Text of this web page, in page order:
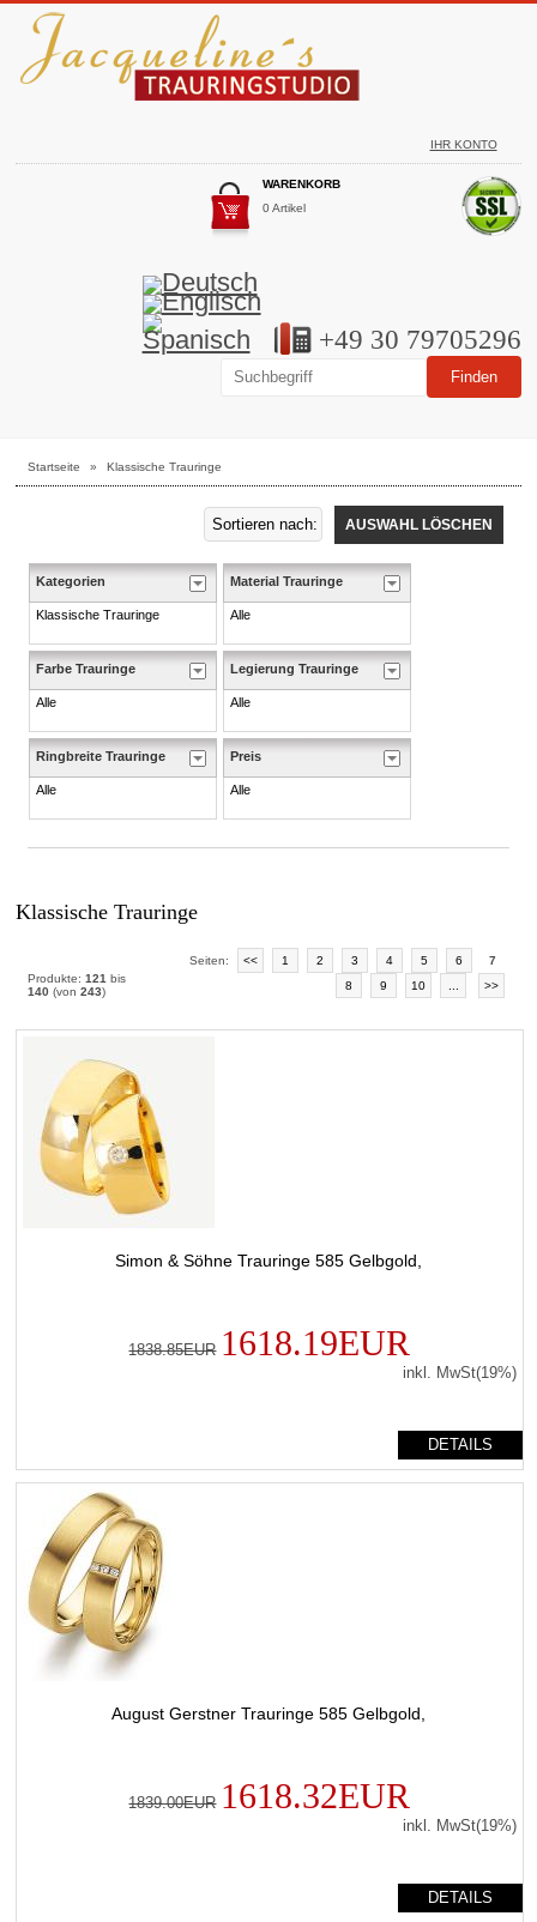
IHR KONTO
WARENKORB
0 Artikel
+49 30 79705296
Startseite » Klassische Trauringe
AUSWAHL LÖSCHEN
Kategorien
Klassische Trauringe
Material Trauringe
Alle
Farbe Trauringe
Alle
Legierung Trauringe
Alle
Ringbreite Trauringe
Alle
Preis
Alle
Klassische Trauringe
Produkte:121 bis
140 (von243)
Seiten: << 1 2 3 4 5 6
7
8
9 10 >>
Simon & Söhne Trauringe 585 Gelbgold,
1838.85EUR 1618.19EUR
inkl. MwSt(19%)
DETAILS
August Gerstner Trauringe 585 Gelbgold,
1839.00EUR 1618.32EUR
inkl. MwSt(19%)
DETAILS